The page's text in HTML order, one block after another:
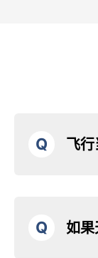
Q 飞行
Q 如果